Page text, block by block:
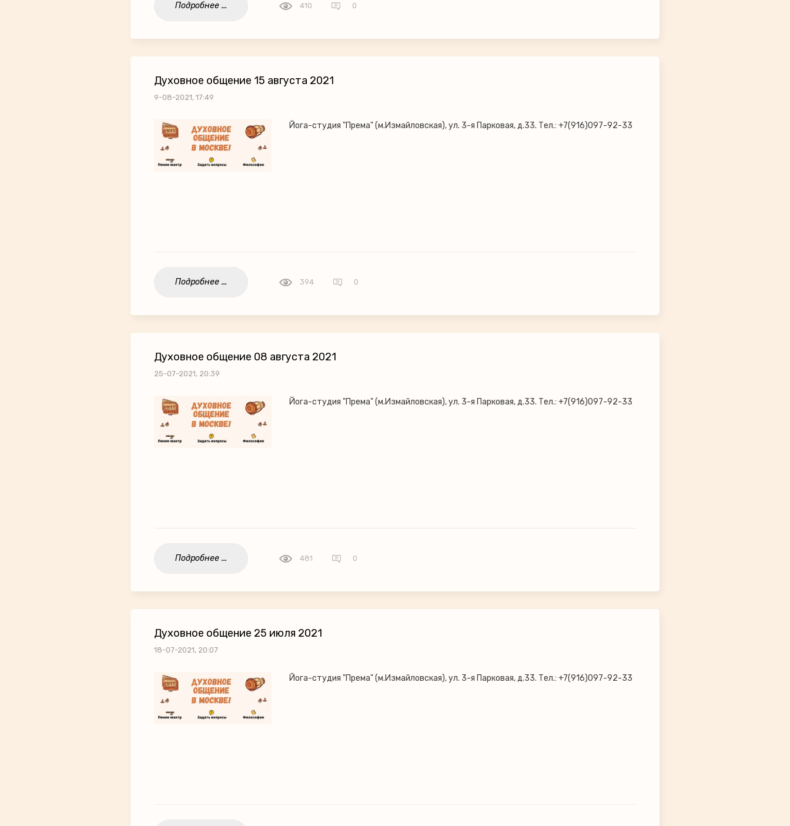
Подробнее ... 410 0
Духовное общение 15 августа 2021
9-08-2021, 17:49
Йога-студия "Према" (м.Измайловская), ул. 3-я Парковая, д.33. Тел.: +7(916)097-92-33
Подробнее ... 394 0
Духовное общение 08 августа 2021
25-07-2021, 20:39
Йога-студия "Према" (м.Измайловская), ул. 3-я Парковая, д.33. Тел.: +7(916)097-92-33
Подробнее ... 481 0
Духовное общение 25 июля 2021
18-07-2021, 20:07
Йога-студия "Према" (м.Измайловская), ул. 3-я Парковая, д.33. Тел.: +7(916)097-92-33